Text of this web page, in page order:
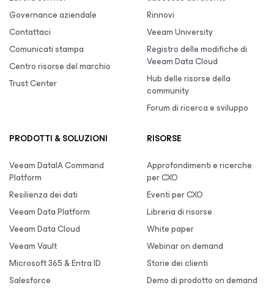
Governance aziendale
Contattaci
Comunicati stampa
Centro risorse del marchio
Trust Center
Rinnovi
Veeam University
Registro delle modifiche di
Veeam Data Cloud
Hub delle risorse della
community
Forum di ricerca e sviluppo
PRODOTTI & SOLUZIONI
Veeam DataIA Command
Platform
Resilienza dei dati
Veeam Data Platform
Veeam Data Cloud
Veeam Vault
Microsoft 365 & Entra ID
Salesforce
RISORSE
Approfondimenti e ricerche
per CXO
Eventi per CXO
Libreria di risorse
White paper
Webinar on demand
Storie dei clienti
Demo di prodotto on demand